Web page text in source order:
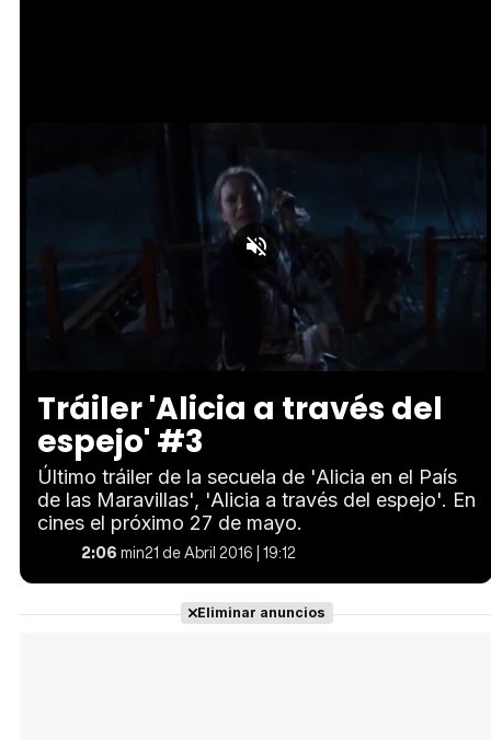
Tráiler 'Alicia a través del
espejo' #3
Último tráiler de la secuela de 'Alicia en el País
de las Maravillas', 'Alicia a través del espejo'. En
cines el próximo 27 de mayo.
2:06min21 de Abril 2016 | 19:12
Eliminar anuncios